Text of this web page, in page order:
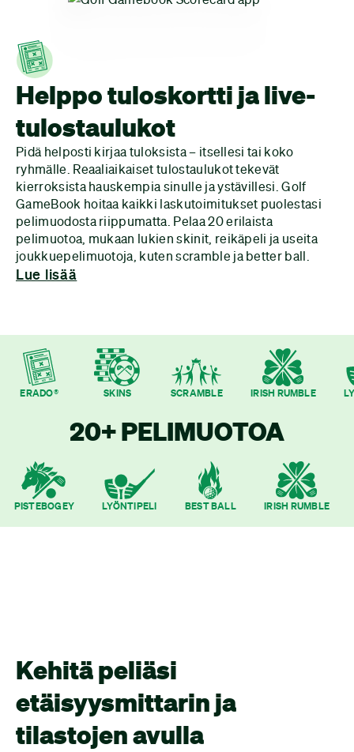
Helppo tuloskortti ja live-
tulostaulukot
Pidä helposti kirjaa tuloksista – itsellesi tai koko
ryhmälle. Reaaliaikaiset tulostaulukot tekevät
kierroksista hauskempia sinulle ja ystävillesi. Golf
GameBook hoitaa kaikki lasku­toimitukset puolestasi
pelimuodosta riippumatta. Pelaa 20 erilaista
pelimuotoa, mukaan lukien skinit, reikäpeli ja useita
joukkuepelimuotoja, kuten scramble ja better ball.
Lue lisää
ERADO® SKINS SCRAMBLE IRISH RUMBLE
20+ PELIMUOTOA
PISTEBOGEY LYÖNTIPELI BEST BALL IRISH RUMBLE
Kehitä peliäsi
etäisyysmittarin ja
tilastojen avulla